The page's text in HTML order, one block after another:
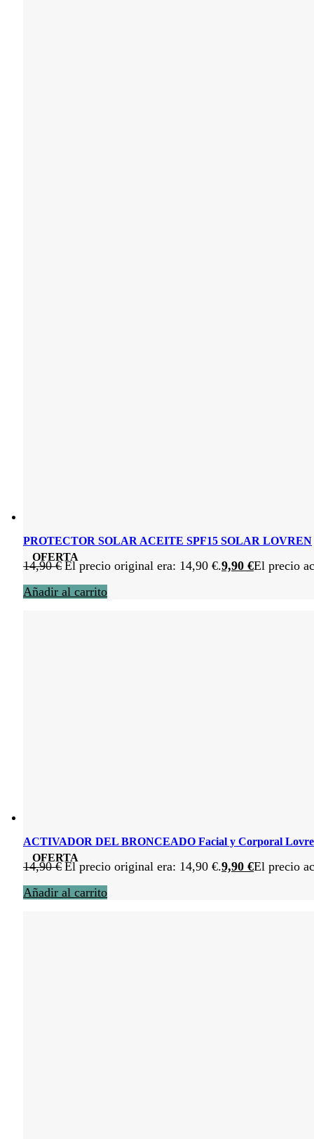
OFERTA
PROTECTOR SOLAR ACEITE SPF15 SOLAR LOVREN
14,90€ El precio original era: 14,90 €.9,90 €El precio
Añadir al carrito
OFERTA
ACTIVADOR DEL BRONCEADO Facial y Corporal
14,90€ El precio original era: 14,90 €.9,90 €El precio
Añadir al carrito